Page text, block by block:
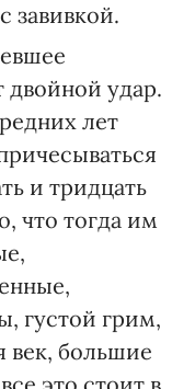
завивкой.
удар.
лет
и тридцать
что тогда им
густой грим,
век, большие